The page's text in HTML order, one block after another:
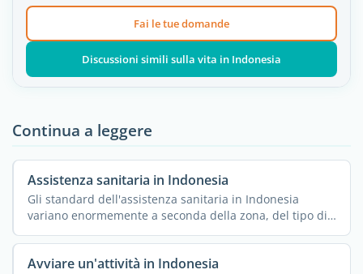
Fai le tue domande
Discussioni simili sulla vita in Indonesia
Continua a leggere
Assistenza sanitaria in Indonesia
Gli standard dell'assistenza sanitaria in Indonesia
variano enormemente a seconda della zona, del tipo di
...
Avviare un'attività in Indonesia